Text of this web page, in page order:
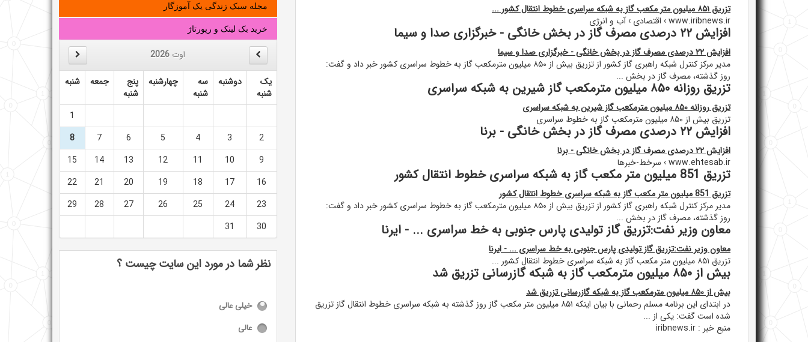
تزریق ۸۵۱ میلیون متر مکعب گاز به شبکه سراسری خطوط انتقال کشور ...
www.iribnews.ir › اقتصادی › آب و انرژی
افزایش ۲۲ درصدی مصرف گاز در بخش خانگی - خبرگزاری صدا و سیما
افزایش ۲۲ درصدی مصرف گاز در بخش خانگی - خبرگزاری صدا و سیما
مدیر مرکز کنترل شبکه راهبری گاز کشور از تزریق بیش از ۸۵۰ میلیون مترمکعب گاز به خطوط سراسری کشور خبر داد و گفت:
روز گذشته، مصرف گاز در بخش ...
تزریق روزانه ۸۵۰ میلیون مترمکعب گاز شیرین به شبکه سراسری
تزریق روزانه ۸۵۰ میلیون مترمکعب گاز شیرین به شبکه سراسری
تزریق بیش از ۸۵۰ میلیون مترمکعب گاز به خطوط سراسری
افزایش ۲۲ درصدی مصرف گاز در بخش خانگی - برنا
افزایش ۲۲ درصدی مصرف گاز در بخش خانگی - برنا
www.ehtesab.ir › سرخط-خبرها
تزریق 851 میلیون متر مکعب گاز به شبکه سراسری خطوط انتقال کشور
تزریق 851 میلیون متر مکعب گاز به شبکه سراسری خطوط انتقال کشور
مدیر مرکز کنترل شبکه راهبری گاز کشور از تزریق بیش از ۸۵۰ میلیون مترمکعب گاز به خطوط سراسری کشور خبر داد و گفت:
روز گذشته، مصرف گاز در بخش ...
معاون وزیر نفت:تزریق گاز تولیدی پارس جنوبی به خط سراسری ... - ایرنا
معاون وزیر نفت:تزریق گاز تولیدی پارس جنوبی به خط سراسری ... - ایرنا
تزریق ۸۵۱ میلیون متر مکعب گاز به شبکه سراسری خطوط انتقال کشور ...
بیش از ۸۵۰ میلیون مترمکعب گاز به شبکه گازرسانی تزریق شد
بیش از ۸۵۰ میلیون مترمکعب گاز به شبکه گازرسانی تزریق شد
در ابتدای این برنامه مسلم رحمانی با بیان اینکه ۸۵۱ میلیون متر مکعب گاز روز گذشته به شبکه سراسری خطوط انتقال گاز تزریق
شده است گفت: یکی از ...
منبع خبر : iribnews.ir
مجله سبک زندگی یک آموزگار
خرید بک لینک و رپورتاژ
اوت 2026
یک
شنبه
دوشنبه
سه
شنبه
چهارشنبه
پنج
شنبه
جمعه شنبه
1
2
3
4
5
6
7
8
9
10
11
12
13
14
15
16
17
18
19
20
21
22
23
24
25
26
27
28
29
30
31
نظر شما در مورد این سایت چیست ؟
خیلی عالی
عالی